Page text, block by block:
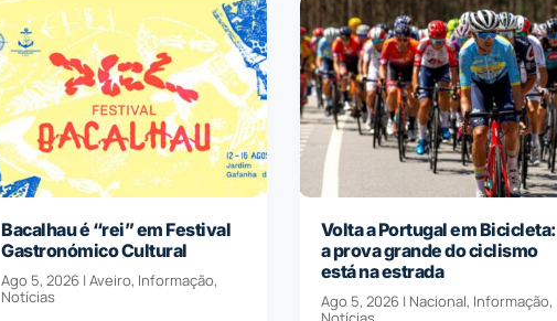
Bacalhau é “rei” em Festival
Gastronómico Cultural
Ago 5, 2026 |Aveiro, Informação,
Notícias
Volta a Portugal em Bicicleta:
a prova grande do ciclismo
está na estrada
Ago 5, 2026| Nacional, Informação,